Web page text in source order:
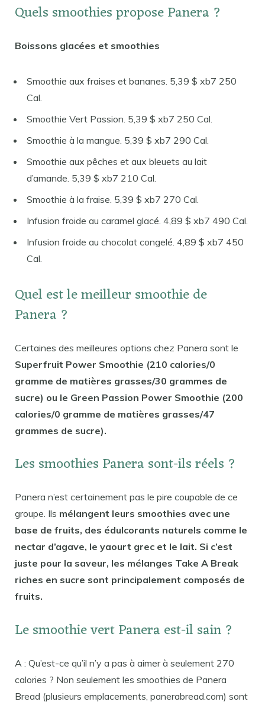
Quels smoothies propose Panera ?
Boissons glacées et smoothies
Smoothie aux fraises et bananes. 5,39 $ xb7 250
Cal.
Smoothie Vert Passion. 5,39 $ xb7 250 Cal.
Smoothie à la mangue. 5,39 $ xb7 290 Cal.
Smoothie aux pêches et aux bleuets au lait
d’amande. 5,39 $ xb7 210 Cal.
Smoothie à la fraise. 5,39 $ xb7 270 Cal.
Infusion froide au caramel glacé. 4,89 $ xb7 490 Cal.
Infusion froide au chocolat congelé. 4,89 $ xb7 450
Cal.
Quel est le meilleur smoothie de
Panera ?
Certaines des meilleures options chez Panera sont le
Superfruit Power Smoothie (210 calories/0
gramme de matières grasses/30 grammes de
sucre) ou le Green Passion Power Smoothie (200
calories/0 gramme de matières grasses/47
grammes de sucre).
Les smoothies Panera sont-ils réels ?
Panera n’est certainement pas le pire coupable de ce
groupe. Ils mélangent leurs smoothies avec une
base de fruits, des édulcorants naturels comme le
nectar d’agave, le yaourt grec et le lait. Si c’est
juste pour la saveur, les mélanges Take A Break
riches en sucre sont principalement composés de
fruits.
Le smoothie vert Panera est-il sain ?
A : Qu’est-ce qu’il n’y a pas à aimer à seulement 270
calories ? Non seulement les smoothies de Panera
Bread (plusieurs emplacements, panerabread.com) sont